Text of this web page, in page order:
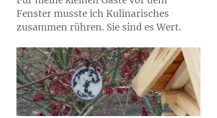
Fenster musste ich Kulinarisches
zusammen rühren. Sie sind es Wert.